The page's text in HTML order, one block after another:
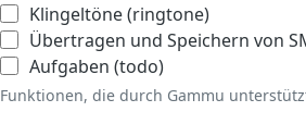
Klingeltöne (ringtone)
Übertragen und Speichern von
Aufgaben (todo)
Funktionen, die durch Gammu